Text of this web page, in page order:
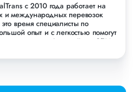
с 2010 года работает на
и международных перевозок
время специалисты по
опыт и с легкостью помогут
в том числе Автогрейдер SEM.
Автогрейдера SEM в
как: Газпром, ЛСР,